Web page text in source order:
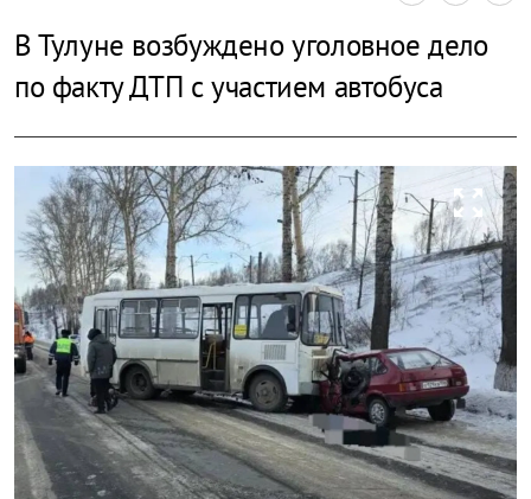
В Тулуне возбуждено уголовное дело
по факту ДТП с участием автобуса
zoom_out_map